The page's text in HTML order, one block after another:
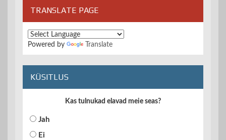
TRANSLATE PAGE
Powered by Translate
KÜSITLUS
Kas tulnukad elavad meie seas?
Jah
Ei